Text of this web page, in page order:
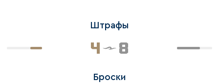
Штрафы
4 8
Броски